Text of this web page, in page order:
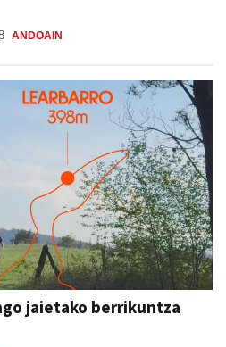
ANDOAIN
jaietako berrikuntza